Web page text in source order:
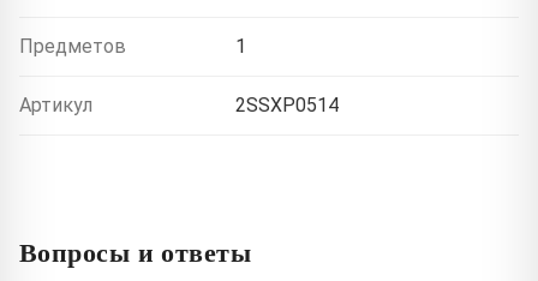
Предметов 1
Артикул 2SSXP0514
Вопросы и ответы